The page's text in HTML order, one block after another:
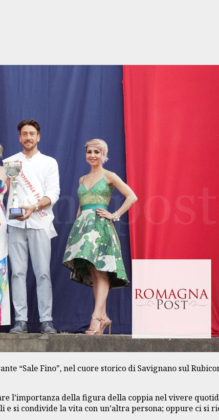
“Sale Fino”, nel cuore storico di Savignano sul
l’importanza della figura della coppia nel vivere
si condivide la vita con un’altra persona; oppure ci si